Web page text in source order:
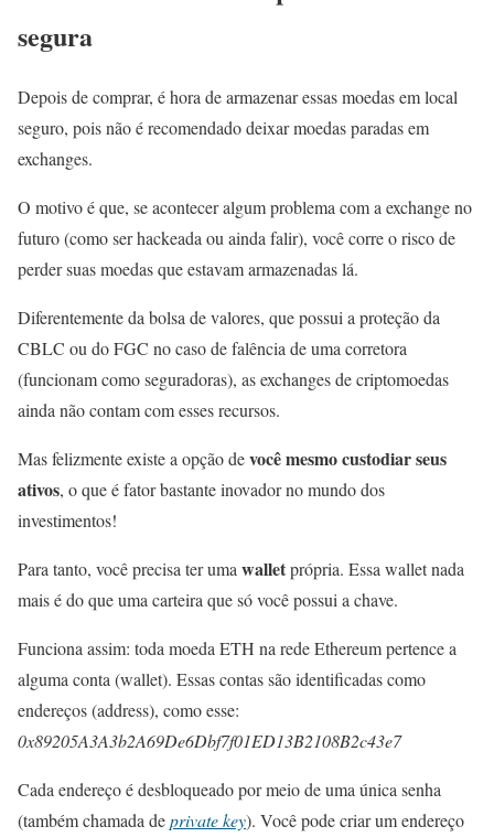
segura
Depois de comprar, é hora de armazenar essas moedas em local
seguro, pois não é recomendado deixar moedas paradas em
exchanges.
O motivo é que, se acontecer algum problema com a exchange no
futuro (como ser hackeada ou ainda falir), você corre o risco de
perder suas moedas que estavam armazenadas lá.
Diferentemente da bolsa de valores, que possui a proteção da
CBLC ou do FGC no caso de falência de uma corretora
(funcionam como seguradoras), as exchanges de criptomoedas
ainda não contam com esses recursos.
Mas felizmente existe a opção devocê mesmo custodiar seus
ativos, o que é fator bastante inovador no mundo dos
investimentos!
Para tanto, você precisa ter uma walletprópria. Essa wallet nada
mais é do que uma carteira que só você possui a chave.
Funciona assim: toda moeda ETH na rede Ethereum pertence a
alguma conta (wallet). Essas contas são identificadas como
endereços (address), como esse:
0x89205A3A3b2A69De6Dbf7f01ED13B2108B2c43e7
Cada endereço é desbloqueado por meio de uma única senha
(também chamada deprivate key). Você pode criar um endereço